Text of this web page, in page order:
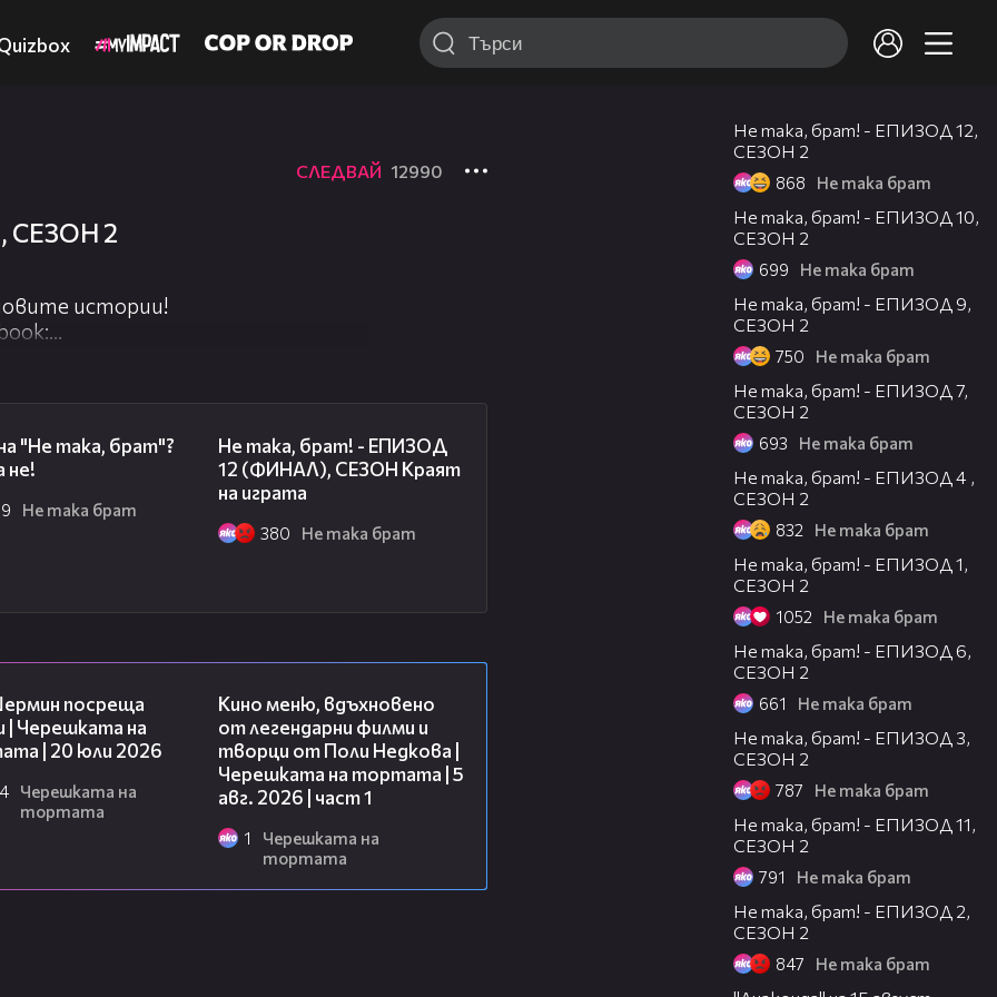
СЛЕДВАЙ 12990
СЕЗОН 2
истории!
да отиде на ученически
мечти – Виктория, която
и да го споделиш, за да стигне и
"Не така, брат"?
не!
Не така брат
Не така, брат! - ЕПИЗОД
12 (ФИНАЛ), СЕЗОН Краят
на играта
380 Не така брат
посреща
| Черешката на
| 20 юли 2026
Черешката на
тортата
Кино меню, вдъхновено
от легендарни филми и
творци от Поли Недкова |
Черешката на тортата | 5
авг. 2026 | част 1
1
Черешката на
тортата
Не така, брат! - ЕПИЗОД 12,
СЕЗОН 2
868 Не така брат
Не така, брат! - ЕПИЗОД 10,
СЕЗОН 2
699 Не така брат
Не така, брат! - ЕПИЗОД 9,
СЕЗОН 2
750 Не така брат
Не така, брат! - ЕПИЗОД 7,
СЕЗОН 2
693 Не така брат
Не така, брат! - ЕПИЗОД 4 ,
СЕЗОН 2
832 Не така брат
Не така, брат! - ЕПИЗОД 1,
СЕЗОН 2
1052 Не така брат
Не така, брат! - ЕПИЗОД 6,
СЕЗОН 2
661 Не така брат
Не така, брат! - ЕПИЗОД 3,
СЕЗОН 2
787 Не така брат
Не така, брат! - ЕПИЗОД 11,
СЕЗОН 2
791 Не така брат
Не така, брат! - ЕПИЗОД 2,
СЕЗОН 2
847 Не така брат